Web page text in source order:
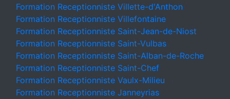
Formation Receptionniste Villette-d'Anthon
Formation Receptionniste Villefontaine
Formation Receptionniste Saint-Jean-de-Niost
Formation Receptionniste Saint-Vulbas
Formation Receptionniste Saint-Alban-de-Roche
Formation Receptionniste Saint-Chef
Formation Receptionniste Vaulx-Milieu
Formation Receptionniste Janneyrias